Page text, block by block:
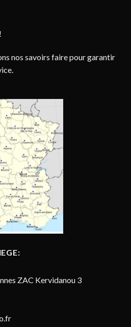
nos savoirs faire pour garantir
ZAC Kervidanou 3